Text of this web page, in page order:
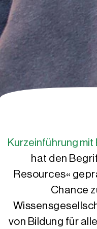
Kurzeinführung mit
hat den
Resources«
Chance
von Bildung für